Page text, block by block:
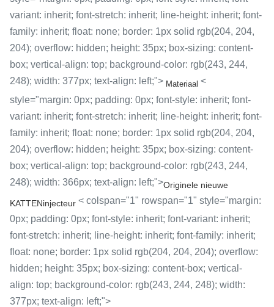
variant: inherit; font-stretch: inherit; line-height: inherit; font-
family: inherit; float: none; border: 1px solid rgb(204, 204,
204); overflow: hidden; height: 35px; box-sizing: content-
box; vertical-align: top; background-color: rgb(243, 244,
248); width: 377px; text-align: left;"> Materiaal <
style="margin: 0px; padding: 0px; font-style: inherit; font-
variant: inherit; font-stretch: inherit; line-height: inherit; font-
family: inherit; float: none; border: 1px solid rgb(204, 204,
204); overflow: hidden; height: 35px; box-sizing: content-
box; vertical-align: top; background-color: rgb(243, 244,
248); width: 366px; text-align: left;">Originele nieuwe
KATTENinjecteur < colspan="1" rowspan="1" style="margin:
0px; padding: 0px; font-style: inherit; font-variant: inherit;
font-stretch: inherit; line-height: inherit; font-family: inherit;
float: none; border: 1px solid rgb(204, 204, 204); overflow:
hidden; height: 35px; box-sizing: content-box; vertical-
align: top; background-color: rgb(243, 244, 248); width:
377px; text-align: left;">